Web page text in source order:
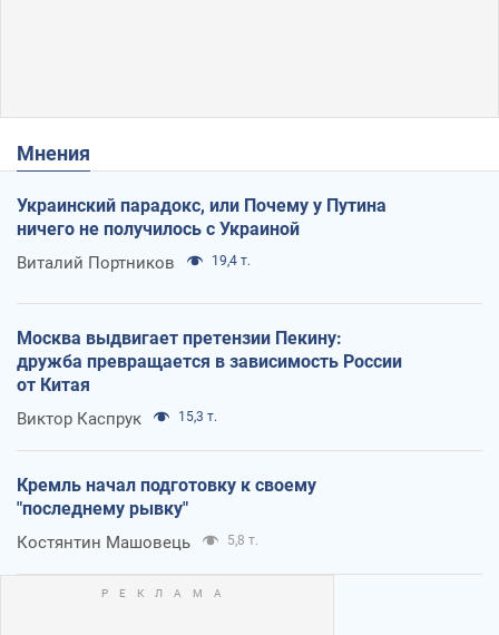
Мнения
Украинский парадокс, или Почему у Путина
ничего не получилось с Украиной
Виталий Портников 19,4 т.
Москва выдвигает претензии Пекину:
дружба превращается в зависимость России
от Китая
Виктор Каспрук 15,3 т.
Кремль начал подготовку к своему
"последнему рывку"
Костянтин Машовець 5,8 т.